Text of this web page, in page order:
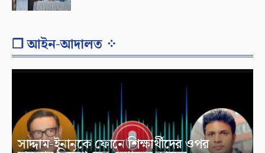
❐ আইন-আদালত ⁘
সাদ্দাম-ইনানকে ফোনে শিক্ষার্থীদের ওপর